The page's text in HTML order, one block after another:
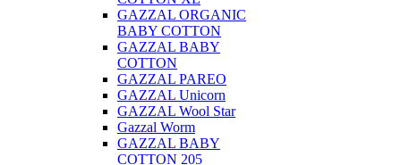
GAZZAL ORGANIC
BABY COTTON
GAZZAL BABY
COTTON
GAZZAL PAREO
GAZZAL Unicorn
GAZZAL Wool Star
Gazzal Worm
GAZZAL BABY
COTTON 205